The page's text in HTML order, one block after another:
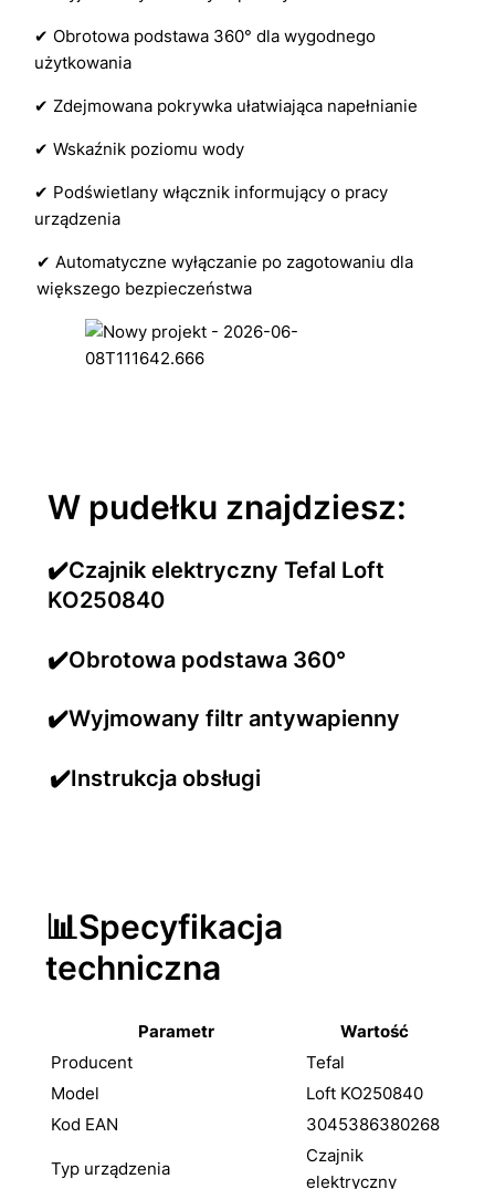
✔ Obrotowa podstawa 360° dla wygodnego
użytkowania
✔ Zdejmowana pokrywka ułatwiająca napełnianie
✔ Wskaźnik poziomu wody
✔ Podświetlany włącznik informujący o pracy
urządzenia
✔ Automatyczne wyłączanie po zagotowaniu dla
większego bezpieczeństwa
W pudełku znajdziesz:
✔️Czajnik elektryczny Tefal Loft
KO250840
✔️Obrotowa podstawa 360°
✔️Wyjmowany filtr antywapienny
✔️Instrukcja obsługi
📊Specyfikacja
techniczna
Parametr
Wartość
Producent
Tefal
Model
Loft KO250840
Kod EAN
3045386380268
Typ urządzenia
Czajnik
elektryczny